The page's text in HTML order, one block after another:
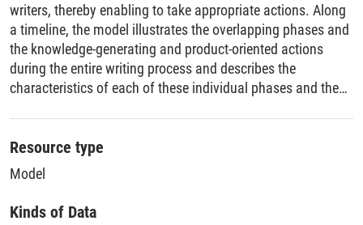
writers, thereby enabling to take appropriate actions. Along
a timeline, the model illustrates the overlapping phases and
the knowledge-generating and product-oriented actions
during the entire writing process and describes the
characteristics of each of these individual phases and the
Resource type
Model
Kinds of Data